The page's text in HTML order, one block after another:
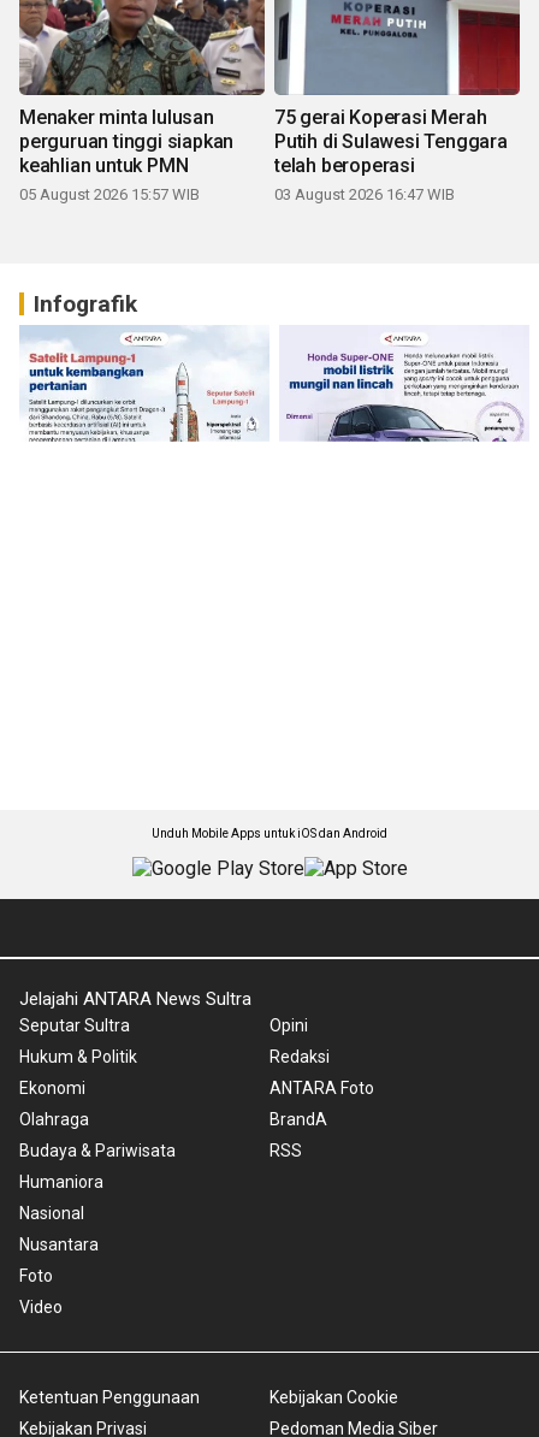
Menaker minta lulusan
perguruan tinggi siapkan
keahlian untuk PMN
05 August 2026 15:57 WIB
75 gerai Koperasi Merah
Putih di Sulawesi Tenggara
telah beroperasi
03 August 2026 16:47 WIB
Infografik
Unduh Mobile Apps untuk iOS dan Android
Jelajahi ANTARA News Sultra
Seputar Sultra
Hukum & Politik
Ekonomi
Olahraga
Budaya & Pariwisata
Humaniora
Nasional
Nusantara
Foto
Video
Opini
Redaksi
ANTARA Foto
BrandA
RSS
Ketentuan Penggunaan
Kebijakan Privasi
Kebijakan Cookie
Pedoman Media Siber